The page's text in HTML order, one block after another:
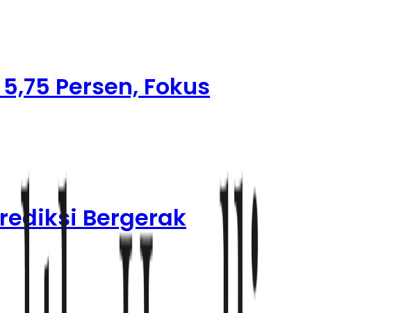
Persen, Fokus
Bergerak